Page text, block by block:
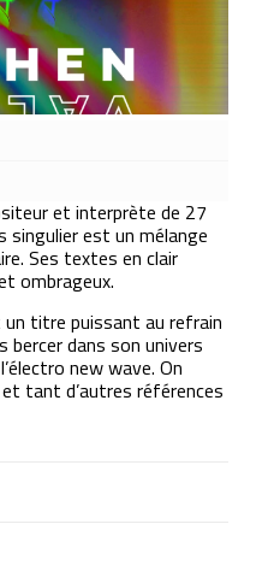
et interprète de 27
singulier est un mélange
Ses textes en clair
ombrageux.
un titre puissant au refrain
bercer dans son univers
new wave. On
tant d’autres références